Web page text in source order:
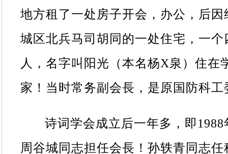
地方租了一处房子开会，办公，后
城区北兵马司胡同的一处住宅，一
人，名字叫阳光（本名杨X泉）住在
家！当时常务副会長，是原国防科
诗词学会成立后一年多，即 1988
周谷城同志担任会長！孙轶青同志